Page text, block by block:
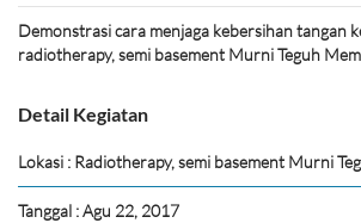
Demonstrasi cara menjaga kebersihan tangan
radiotherapy, semi basement Murni Teguh
Detail Kegiatan
Lokasi : Radiotherapy, semi basement Murni
Tanggal : Agu 22, 2017